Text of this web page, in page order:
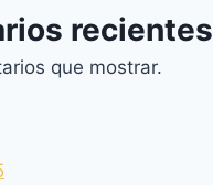
recientes
que mostrar.